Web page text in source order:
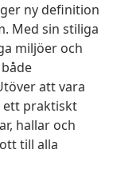
ny definition
Med sin stiliga
miljöer och
att vara
ett praktiskt
hallar och
till alla